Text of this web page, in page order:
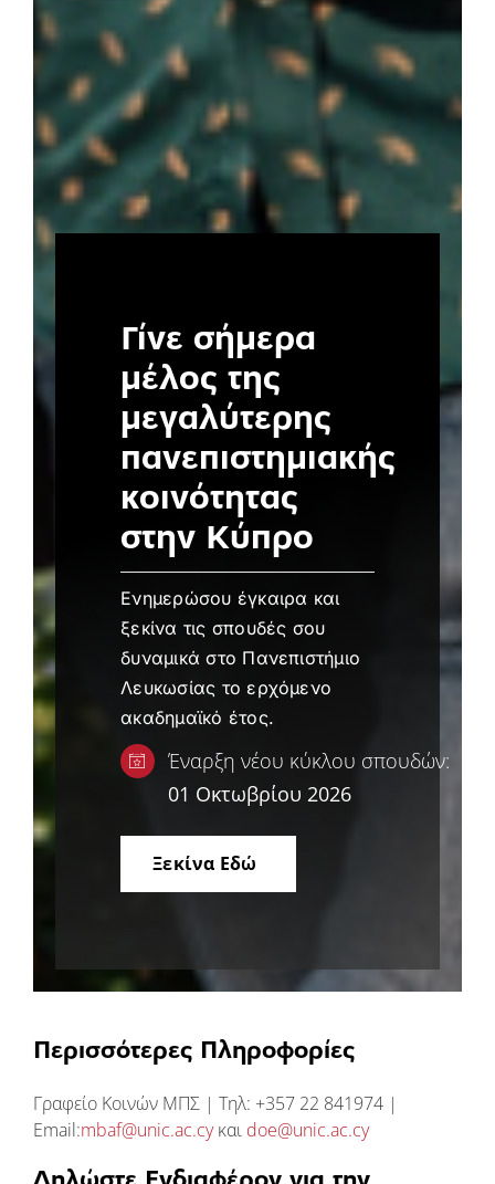
Γίνε σήμερα
μέλος της
μεγαλύτερης
πανεπιστημιακής
κοινότητας
στην Κύπρο
Ενημερώσου έγκαιρα και
ξεκίνα τις σπουδές σου
δυναμικά στο Πανεπιστήμιο
Λευκωσίας το ερχόμενο
ακαδημαϊκό έτος.
Έναρξη νέου κύκλου σπουδών:
01 Οκτωβρίου 2026
Ξεκίνα Εδώ
Περισσότερες Πληροφορίες
Γραφείο Κοινών ΜΠΣ | Τηλ: +357 22 841974 |
Email:mbaf@unic.ac.cyκαι doe@unic.ac.cy